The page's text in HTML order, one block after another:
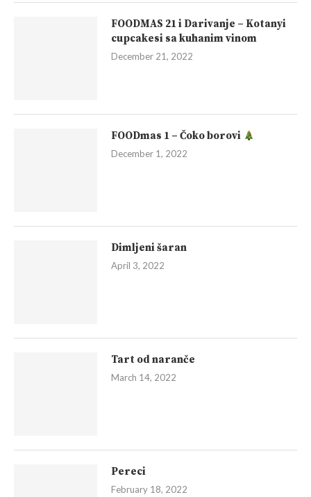
FOODMAS 21 i Darivanje – Kotanyi
cupcakesi sa kuhanim vinom
December 21, 2022
FOODmas 1 – Čoko borovi
December 1, 2022
Dimljeni šaran
April 3, 2022
Tart od naranče
March 14, 2022
Pereci
February 18, 2022